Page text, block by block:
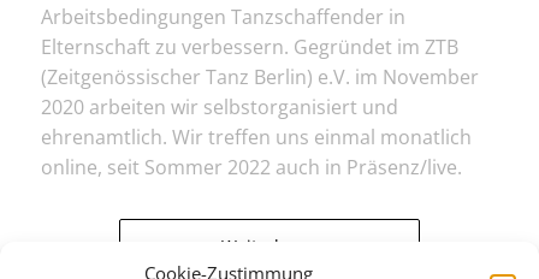
Cookie-Zustimmung
Arbeitsbedingungen Tanzschaffender in
Elternschaft zu verbessern. Gegründet im ZTB
(Zeitgenössischer Tanz Berlin) e.V. im November
2020 arbeiten wir selbstorganisiert und
ehrenamtlich. Wir treffen uns einmal monatlich
online, seit Sommer 2022 auch in Präsenz/live.
Weiterlesen